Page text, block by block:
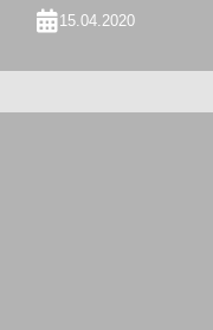
15.04.2020